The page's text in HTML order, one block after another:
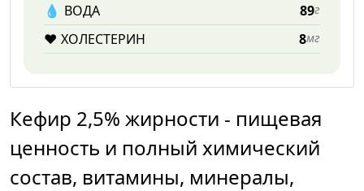
💧️ ВОДА 89г
❤️ ХОЛЕСТЕРИН 8мг
Кефир 2,5% жирности - пищевая
ценность и полный химический
состав, витамины, минералы,